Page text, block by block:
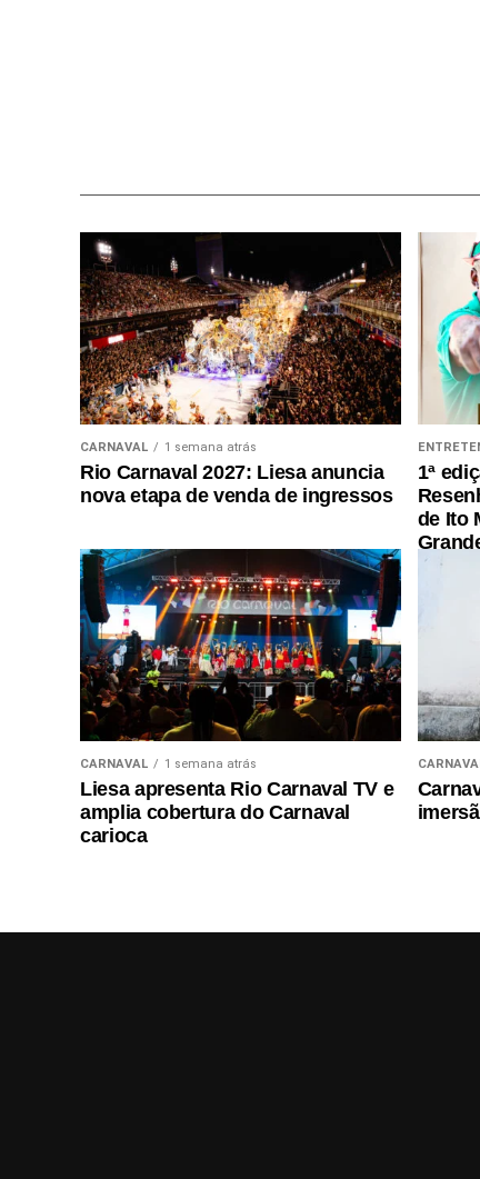
CARNAVAL 1 semana atrás
Rio Carnaval 2027: Liesa anuncia
nova etapa de venda de ingressos
1ª
de Ito
CARNAVAL 1 semana atrás
Liesa apresenta Rio Carnaval TV e
amplia cobertura do Carnaval
carioca